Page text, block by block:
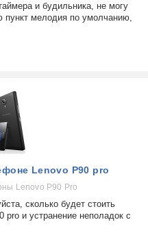
и будильника, не могу
мелодия по умолчанию,
Lenovo P90 pro
Lenovo P90 Pro
сколько будет стоить
pro и устранение неполадок с